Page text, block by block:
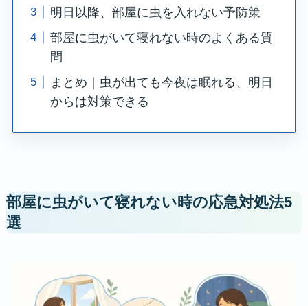
明日以降、部屋に虫を入れない予防策
部屋に虫がいて寝れない時のよくある質
問
まとめ｜虫が出ても今夜は眠れる、明日
からは対策できる
部屋に虫がいて寝れない時の応急対処法5
選